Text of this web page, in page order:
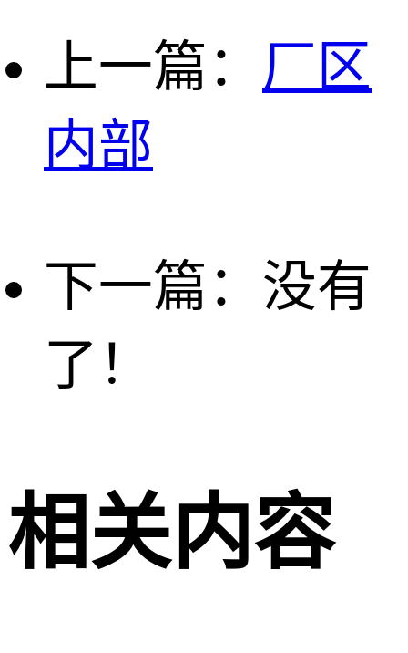
上一篇： 厂区
内部
下一篇：没有
了！
相关内容